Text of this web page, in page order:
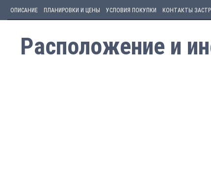
ОПИСАНИЕ ПЛАНИРОВКИ И ЦЕНЫ УСЛОВИЯ ПОКУПКИ КОНТАКТЫ
Расположение и